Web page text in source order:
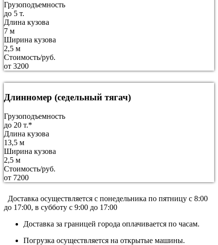
Грузоподъемность
до 5 т.
Длина кузова
7 м
Ширина кузова
2,5 м
Стоимость/руб.
от 3200
Длинномер (седельный тягач)
Грузоподъемность
до 20 т.*
Длина кузова
13,5 м
Ширина кузова
2,5 м
Стоимость/руб.
от 7200
Доставка осуществляется c понедельника по пятницу с 8:00
до 17:00, в субботу с 9:00 до 17:00
Доставка за границей города оплачивается по часам.
Погрузка осуществляется на открытые машины.